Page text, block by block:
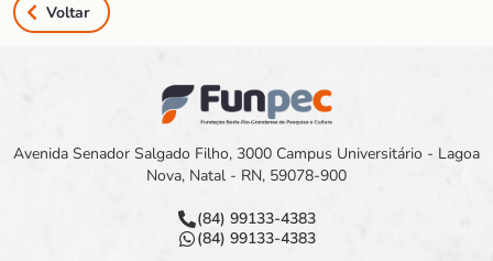
Voltar
Avenida Senador Salgado Filho, 3000 Campus Universitário - Lagoa
Nova, Natal - RN, 59078-900
(84) 99133-4383
(84) 99133-4383